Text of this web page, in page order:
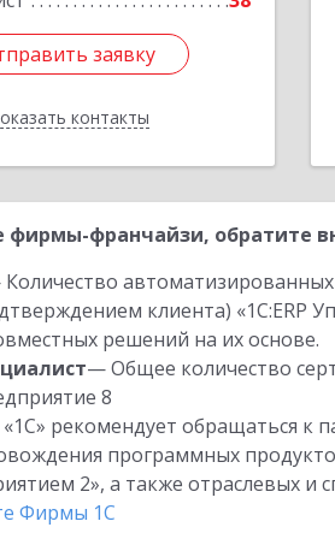
заявку
контакты
заявку
Назад
фирмы-франчайзи, обратите
клиента) «1С:ERP
решений на их основе.
— Общее количество
8
рекомендует обращаться к
программных
2», а также отраслевых и
Фирмы 1С